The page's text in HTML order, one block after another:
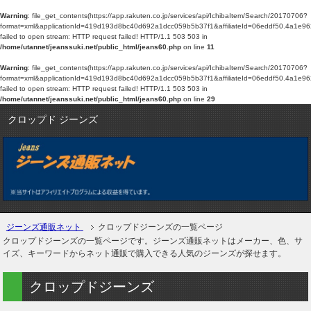
Warning: file_get_contents(https://app.rakuten.co.jp/services/api/IchibaItem/Search/20170706?
failed to open stream: HTTP request failed! HTTP/1.1 503 503 in
/home/utannet/jeanssuki.net/public_html/jeans60.php on line 11
Warning: file_get_contents(https://app.rakuten.co.jp/services/api/IchibaItem/Search/20170706?
failed to open stream: HTTP request failed! HTTP/1.1 503 503 in
/home/utannet/jeanssuki.net/public_html/jeans60.php on line 29
クロップド ジーンズ
ジーンズ通販ネット
クロップドジーンズの一覧ページ
クロップドジーンズの一覧ページです。ジーンズ通販ネットはメーカー、色、サ
イズ、キーワードからネット通販で購入できる人気のジーンズが探せます。
クロップドジーンズ